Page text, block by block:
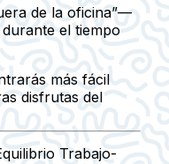
de la oficina”—
el tiempo
más fácil
disfrutas del
Trabajo-